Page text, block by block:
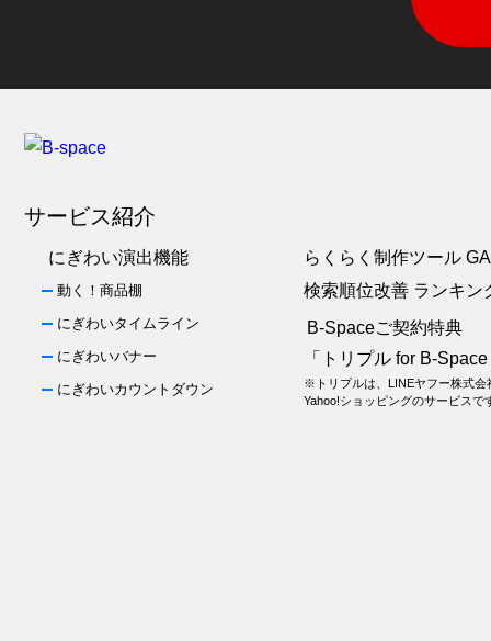
サービス紹介
にぎわい演出機能
動く！商品棚
にぎわいタイムライン
にぎわいバナー
にぎわいカウントダウン
らくらく制作ツール
検索順位改善 ランキン
B-Spaceご契約特典
「トリプル for B-
※トリプルは、LINEヤフー株式会
Yahoo!ショッピングのサービスで